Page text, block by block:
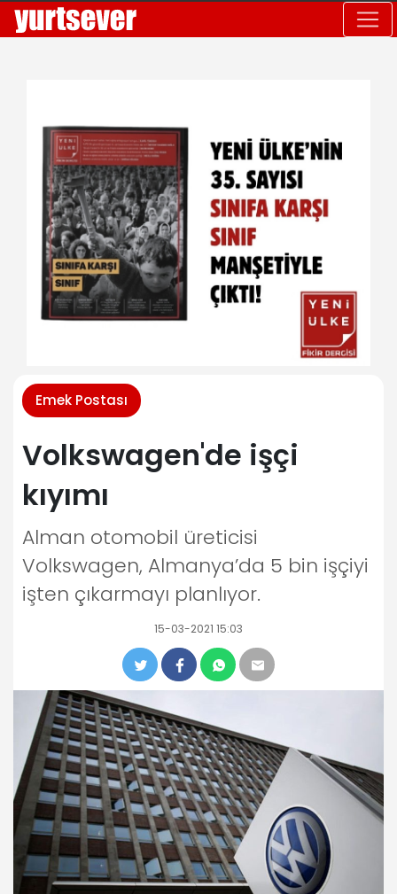
Emek Postası
Volkswagen'de işçi
kıyımı
Alman otomobil üreticisi
Volkswagen, Almanya’da 5 bin işçiyi
işten çıkarmayı planlıyor.
15-03-2021 15:03